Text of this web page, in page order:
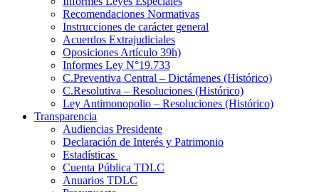
Recomendaciones Normativas
Instrucciones de carácter general
Acuerdos Extrajudiciales
Oposiciones Artículo 39h)
Informes Ley N°19.733
C.Preventiva Central – Dictámenes (Histórico)
C.Resolutiva – Resoluciones (Histórico)
Ley Antimonopolio – Resoluciones (Histórico)
Transparencia
Audiencias Presidente
Declaración de Interés y Patrimonio
Estadísticas
Cuenta Pública TDLC
Anuarios TDLC